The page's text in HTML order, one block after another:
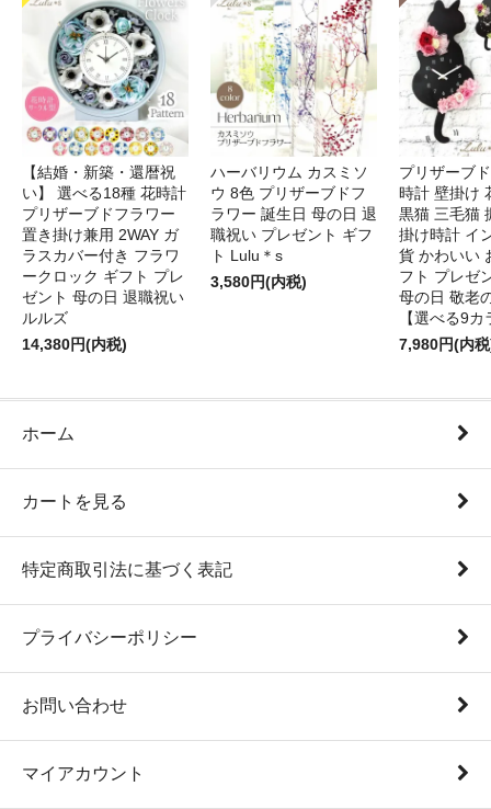
【結婚・新築・還暦祝
い】 選べる18種 花時計
プリザーブドフラワー
置き掛け兼用 2WAY ガ
ラスカバー付き フラワ
ークロック ギフト プレ
ゼント 母の日 退職祝い
ルルズ
14,380円(内税)
ハーバリウム カスミソ
ウ 8色 プリザーブドフ
ラワー 誕生日 母の日 退
職祝い プレゼント ギフ
ト Lulu＊s
3,580円(内税)
プリザーブ
時計 壁掛け
黒猫 三毛猫
掛け時計 イ
貨 かわいい
フト プレゼ
母の日 敬老
【選べる9カ
7,980円(内
ホーム
カートを見る
特定商取引法に基づく表記
プライバシーポリシー
お問い合わせ
マイアカウント